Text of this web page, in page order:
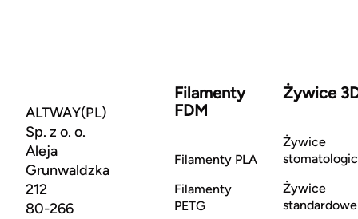
ALTWAY(PL)
Sp. z o. o.
Aleja
Grunwaldzka
212
80-266
Filamenty
FDM
Filamenty PLA
Filamenty
PETG
Żywice
Żywice
Żywice
standardowe